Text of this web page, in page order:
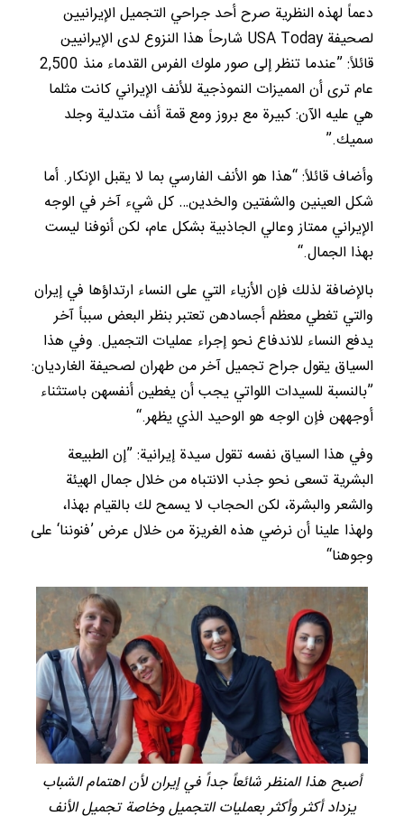
دعماً لهذه النظرية صرح أحد جراحي التجميل الإيرانيين
لصحيفة USA Today شارحاً هذا النزوع لدى الإيرانيين
قائلاً: ”عندما تنظر إلى صور ملوك الفرس القدماء منذ 2,500
عام ترى أن المميزات النموذجية للأنف الإيراني كانت مثلما
هي عليه الآن: كبيرة مع بروز ومع قمة أنف متدلية وجلد
سميك.”
وأضاف قائلاً: “هذا هو الأنف الفارسي بما لا يقبل الإنكار. أما
شكل العينين والشفتين والخدين… كل شيء آخر في الوجه
الإيراني ممتاز وعالي الجاذبية بشكل عام، لكن أنوفنا ليست
بهذا الجمال.“
بالإضافة لذلك فإن الأزياء التي على النساء ارتداؤها في إيران
والتي تغطي معظم أجسادهن تعتبر بنظر البعض سبباً آخر
يدفع النساء للاندفاع نحو إجراء عمليات التجميل. وفي هذا
السياق يقول جراح تجميل آخر من طهران لصحيفة الغارديان:
”بالنسبة للسيدات اللواتي يجب أن يغطين أنفسهن باستثناء
أوجههن فإن الوجه هو الوحيد الذي يظهر.“
وفي هذا السياق نفسه تقول سيدة إيرانية: ”إن الطبيعة
البشرية تسعى نحو جذب الانتباه من خلال جمال الهيئة
والشعر والبشرة، لكن الحجاب لا يسمح لك بالقيام بهذا،
ولهذا علينا أن نرضي هذه الغريزة من خلال عرض ’فنوننا‘ على
وجوهنا“
أصبح هذا المنظر شائعاً جداً في إيران لأن اهتمام الشباب
يزداد أكثر وأكثر بعمليات التجميل وخاصة تجميل الأنف